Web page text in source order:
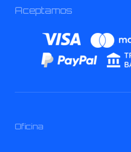
Aceptamos
Oficina